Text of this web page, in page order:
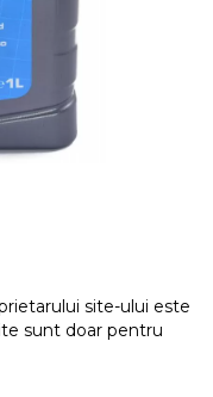
site-ului este
sunt doar pentru